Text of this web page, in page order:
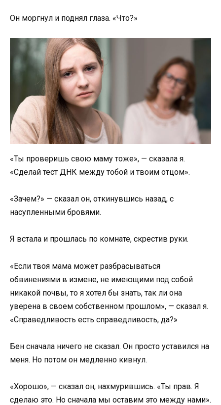
Он моргнул и поднял глаза. «Что?»
«Ты проверишь свою маму тоже», — сказала я.
«Сделай тест ДНК между тобой и твоим отцом».
«Зачем?» — сказал он, откинувшись назад, с
насупленными бровями.
Я встала и прошлась по комнате, скрестив руки.
«Если твоя мама может разбрасываться
обвинениями в измене, не имеющими под собой
никакой почвы, то я хотел бы знать, так ли она
уверена в своем собственном прошлом», — сказал я.
«Справедливость есть справедливость, да?»
Бен сначала ничего не сказал. Он просто уставился на
меня. Но потом он медленно кивнул.
«Хорошо», — сказал он, нахмурившись. «Ты прав. Я
сделаю это. Но сначала мы оставим это между нами».